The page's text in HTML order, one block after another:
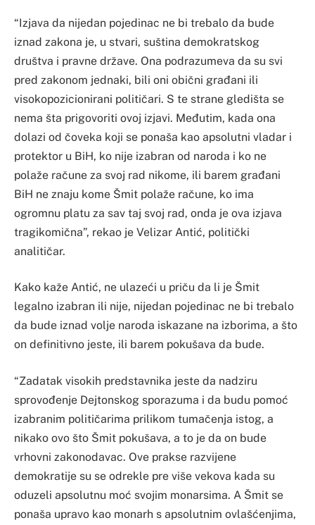
“Izjava da nijedan pojedinac ne bi trebalo da bude
iznad zakona je, u stvari, suština demokratskog
društva i pravne države. Ona podrazumeva da su svi
pred zakonom jednaki, bili oni obični građani ili
visokopozicionirani političari. S te strane gledišta se
nema šta prigovoriti ovoj izjavi. Međutim, kada ona
dolazi od čoveka koji se ponaša kao apsolutni vladar i
protektor u BiH, ko nije izabran od naroda i ko ne
polaže račune za svoj rad nikome, ili barem građani
BiH ne znaju kome Šmit polaže račune, ko ima
ogromnu platu za sav taj svoj rad, onda je ova izjava
tragikomična”, rekao je Velizar Antić, politički
analitičar.
Kako kaže Antić, ne ulazeći u priču da li je Šmit
legalno izabran ili nije, nijedan pojedinac ne bi trebalo
da bude iznad volje naroda iskazane na izborima, a što
on definitivno jeste, ili barem pokušava da bude.
“Zadatak visokih predstavnika jeste da nadziru
sprovođenje Dejtonskog sporazuma i da budu pomoć
izabranim političarima prilikom tumačenja istog, a
nikako ovo što Šmit pokušava, a to je da on bude
vrhovni zakonodavac. Ove prakse razvijene
demokratije su se odrekle pre više vekova kada su
oduzeli apsolutnu moć svojim monarsima. A Šmit se
ponaša upravo kao monarh s apsolutnim ovlašćenjima,